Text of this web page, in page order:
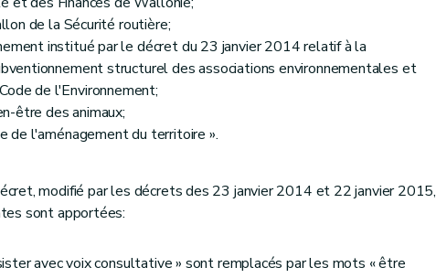
à l'instauration du pôle « Ruralité »
de la Sécurité routière;
institué par le décret du 23 janvier 2014 relatif à la
structurel des associations environnementales et
de l'Environnement;
être des animaux;
de l'aménagement du territoire ».
modifié par les décrets des 23 janvier 2014 et 22 janvier 2015,
sont apportées:
avec voix consultative » sont remplacés par les mots « être